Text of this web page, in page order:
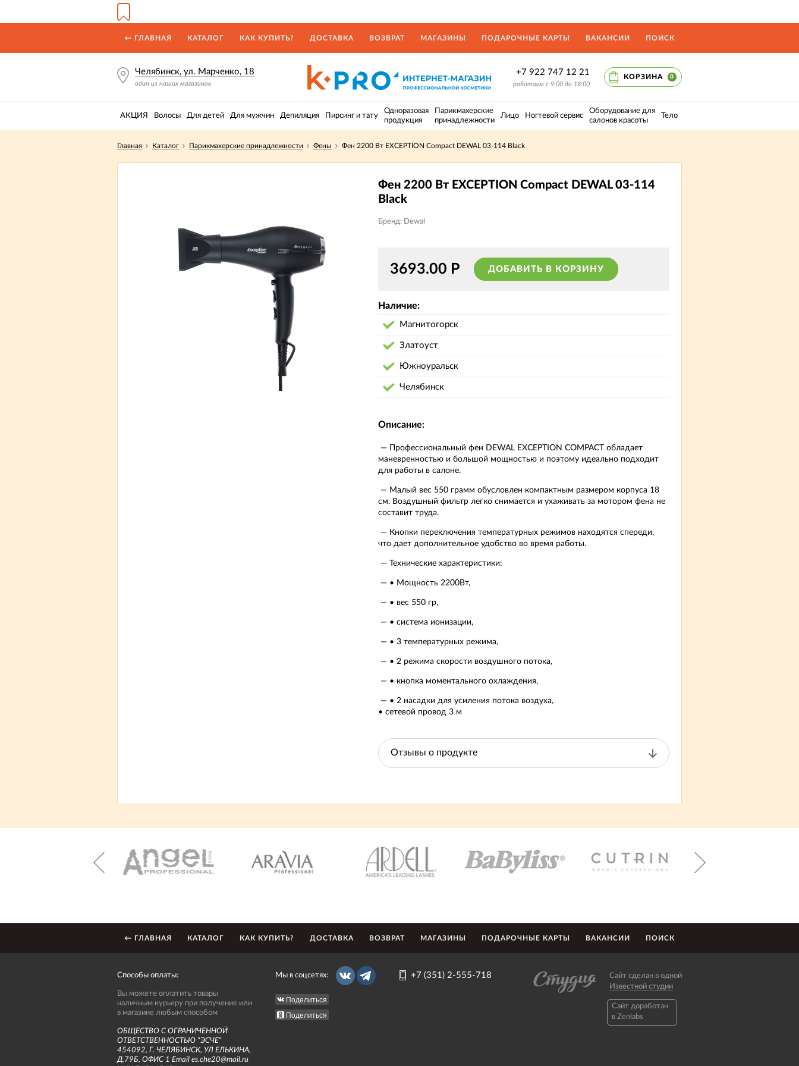
← ГЛАВНАЯ КАТАЛОГ КАК КУПИТЬ? ДОСТАВКА ВОЗВРАТ МАГАЗИНЫ ПОДАРОЧНЫЕ КАРТЫ ВАКАНСИИ ПОИСК
Челябинск, ул. Марченко, 18
один из наших магазинов
+7 922 747 12 21
работаем с 9:00 до 18:00
КОРЗИНА 0
АКЦИЯ Волосы Для детей Для мужчин Депиляция Пирсинг и тату
Одноразовая
продукция
Парикмахерские
принадлежности
Лицо Ногтевой сервис
Оборудование для
салонов красоты
Тело
Главная Каталог Парикмахерские принадлежности Фены Фен 2200 Вт EXCEPTION Compact DEWAL 03-114 Black
Фен 2200 Вт EXCEPTION Compact DEWAL 03-114
Black
Бренд: Dewal
3693.00 Р ДОБАВИТЬ В КОРЗИНУ
Наличие:
Магнитогорск
Златоуст
Южноуральск
Челябинск
Описание:
Профессиональный фен DEWAL EXCEPTION COMPACT обладает
маневренностью и большой мощностью и поэтому идеально подходит
для работы в салоне.
Малый вес 550 грамм обусловлен компактным размером корпуса 18
см. Воздушный фильтр легко снимается и ухаживать за мотором фена не
составит труда.
Кнопки переключения температурных режимов находятся спереди,
что дает дополнительное удобство во время работы.
Технические характеристики:
• Мощность 2200Вт,
• вес 550 гр,
• система ионизации,
• 3 температурных режима,
• 2 режима скорости воздушного потока,
• кнопка моментального охлаждения,
• 2 насадки для усиления потока воздуха,
• сетевой провод 3 м
Отзывы о продукте
← ГЛАВНАЯ КАТАЛОГ КАК КУПИТЬ? ДОСТАВКА ВОЗВРАТ МАГАЗИНЫ ПОДАРОЧНЫЕ КАРТЫ ВАКАНСИИ ПОИСК
Способы оплаты:
Вы можете оплатить товары
наличным курьеру при получение или
в магазине любым способом
ОБЩЕСТВО С ОГРАНИЧЕННОЙ
ОТВЕТСТВЕННОСТЬЮ "ЭСЧЕ"
454092, Г. ЧЕЛЯБИНСК, УЛ ЕЛЬКИНА,
Д.79Б, ОФИС 1 Email es.che20@mail.ru
Мы в соцсетях:
Поделиться
Поделиться
+7 (351) 2-555-718
Сайт сделан в одной
Известной студии
Caйт доработан
в Zenlabs